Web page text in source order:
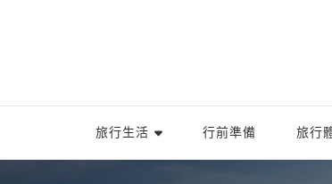
旅行生活 行前準備 旅行